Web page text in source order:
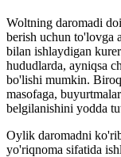
Woltning daromadi
berish uchun to'lovga
bilan ishlaydigan
hududlarda, ayniqsa
bo'lishi mumkin.
masofaga,
belgilanishini yodda
Oylik daromadni
yo'riqnoma sifatida